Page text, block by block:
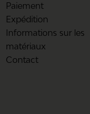
Paiement
Expédition
Informations sur les
matériaux
Contact